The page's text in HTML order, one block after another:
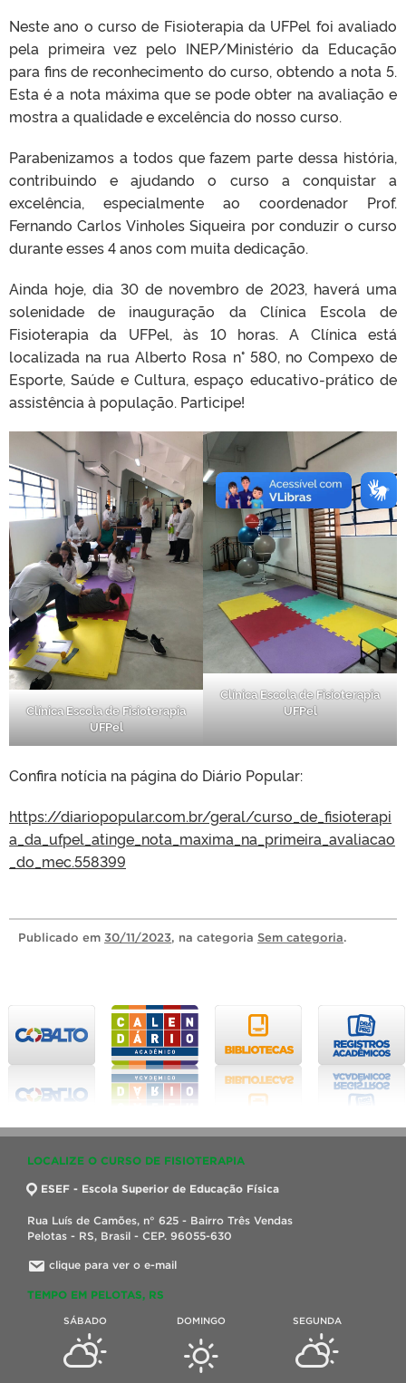
Neste ano o curso de Fisioterapia da UFPel foi avaliado
pela primeira vez pelo INEP/Ministério da Educação
para fins de reconhecimento do curso, obtendo a nota 5.
Esta é a nota máxima que se pode obter na avaliação e
mostra a qualidade e excelência do nosso curso.
Parabenizamos a todos que fazem parte dessa história,
contribuindo e ajudando o curso a conquistar a
excelência, especialmente ao coordenador Prof.
Fernando Carlos Vinholes Siqueira por conduzir o curso
durante esses 4 anos com muita dedicação.
Ainda hoje, dia 30 de novembro de 2023, haverá uma
solenidade de inauguração da Clínica Escola de
Fisioterapia da UFPel, às 10 horas. A Clínica está
localizada na rua Alberto Rosa n° 580, no Compexo de
Esporte, Saúde e Cultura, espaço educativo-prático de
assistência à população. Participe!
Clínica Escola de Fisioterapia
UFPel
Clínica Escola de Fisioterapia
UFPel
Confira notícia na página do Diário Popular:
https://diariopopular.com.br/geral/curso_de_fisioterapi
a_da_ufpel_atinge_nota_maxima_na_primeira_avaliacao
_do_mec.558399
Publicado em 30/11/2023, na categoria Sem categoria.
LOCALIZE O CURSO DE FISIOTERAPIA
ESEF - Escola Superior de Educação Física
Rua Luís de Camões, n° 625 - Bairro Três Vendas
Pelotas - RS, Brasil - CEP. 96055-630
clique para ver o e-mail
TEMPO EM PELOTAS, RS
SÁBADO DOMINGO SEGUNDA